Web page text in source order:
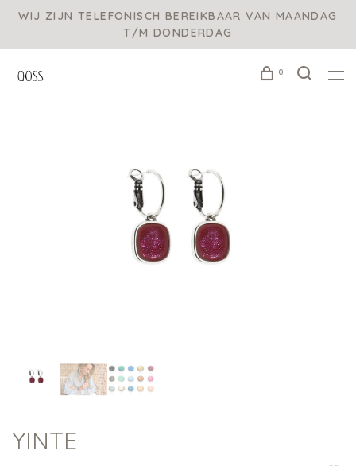
WIJ ZIJN TELEFONISCH BEREIKBAAR VAN MAANDAG
T/M DONDERDAG
0
YINTE